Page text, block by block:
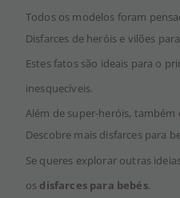
Todos os modelos foram
Disfarces de heróis e vilões
Estes fatos são ideais para o
inesquecíveis.
Além de super-heróis,
Descobre mais disfarces para
Se queres explorar outras
os disfarces para bebés.